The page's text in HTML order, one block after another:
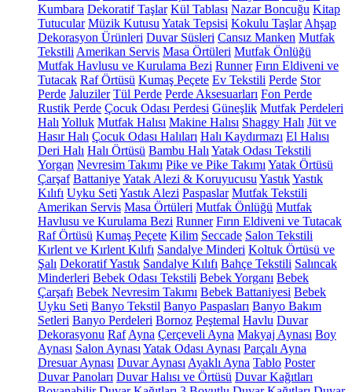
Kumbara Dekoratif Taşlar Kül Tablası Nazar Boncuğu Kitap
Tutucular Müzik Kutusu Yatak Tepsisi Kokulu Taşlar Ahşap
Dekorasyon Ürünleri Duvar Süsleri Cansız Manken Mutfak
Tekstili Amerikan Servis Masa Örtüleri Mutfak Önlüğü
Mutfak Havlusu ve Kurulama Bezi Runner Fırın Eldiveni ve
Tutacak Raf Örtüsü Kumaş Peçete Ev Tekstili Perde Stor
Perde Jaluziler Tül Perde Perde Aksesuarları Fon Perde
Rustik Perde Çocuk Odası Perdesi Güneşlik Mutfak Perdeleri
Halı Yolluk Mutfak Halısı Makine Halısı Shaggy Halı Jüt ve
Hasır Halı Çocuk Odası Halıları Halı Kaydırmazı El Halısı
Deri Halı Halı Örtüsü Bambu Halı Yatak Odası Tekstili
Yorgan Nevresim Takımı Pike ve Pike Takımı Yatak Örtüsü
Çarşaf BattaniyeYatak Alezi & Koruyucusu YastıkYastık
Kılıfı Uyku Seti Yastık Alezi Paspaslar Mutfak Tekstili
Amerikan Servis Masa Örtüleri Mutfak Önlüğü Mutfak
Havlusu ve Kurulama Bezi Runner Fırın Eldiveni ve Tutacak
Raf Örtüsü Kumaş Peçete Kilim Seccade Salon Tekstili
Kırlent ve Kırlent Kılıfı Sandalye Minderi Koltuk Örtüsü ve
Şalı Dekoratif Yastık Sandalye Kılıfı Bahçe Tekstili Salıncak
Minderleri Bebek Odası Tekstili Bebek Yorganı Bebek
Çarşafı Bebek Nevresim Takımı Bebek Battaniyesi Bebek
Uyku Seti Banyo Tekstil Banyo Paspasları Banyo Bakım
Setleri Banyo Perdeleri Bornoz Peştemal Havlu Duvar
Dekorasyonu Raf Ayna Çerçeveli Ayna Makyaj Aynası Boy
Aynası Salon Aynası Yatak Odası Aynası Parçalı Ayna
Dresuar Aynası Duvar Aynası Ayaklı Ayna Tablo Poster
Duvar Panoları Duvar Halısı ve Örtüsü Duvar Kağıtları